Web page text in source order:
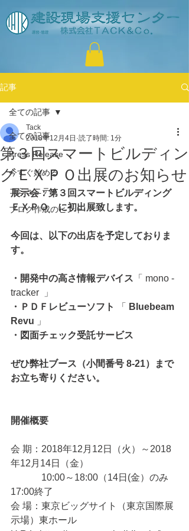
記事
全ての記事
Press Release
今すぐ始める
コミュニティ
ブログ作成のヒント
全ての記事
第３回スマートビルディン
グＥＸＰＯ出展のお知らせ
Tack
2018年12月4日 読了時間: 1分
展示会：第３回スマートビルディング
ＥＸＰＯ　に初出展致します。
今回は、以下の出店を予定しておりま
す。
・開発中の高さ情報デバイス 「 mono -
tracker  」
・ＰＤＦレビューソフト
「
Bluebeam
Revu
」
・図面チェック受託サービス
ぜひ弊社ブース（小間番号 8-21）まで
お立ち寄りください。
開催概要
会 期：2018年12月12日（火）～2018
年12月14日（金）
10:00～18:00（14日(金）のみ
17:00終了
会 場：東京ビッグサイト（東京国際展
示場）東ホール